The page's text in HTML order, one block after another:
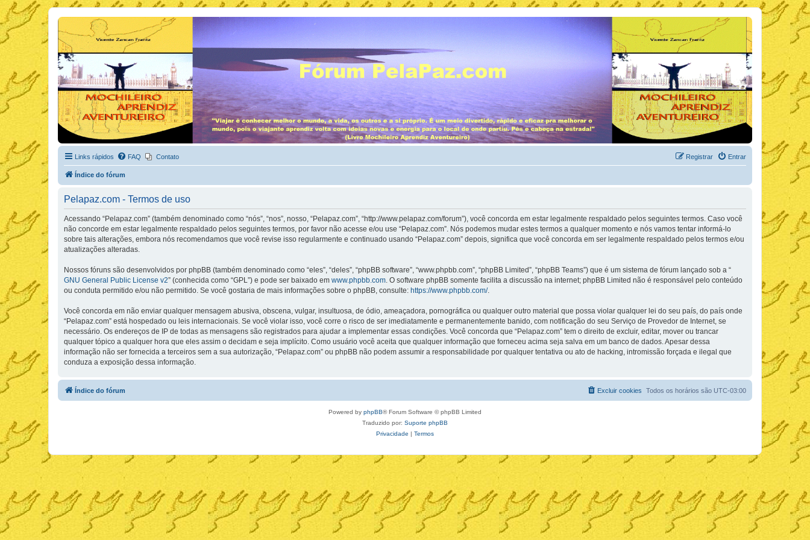
Links rápidos FAQ Contato Entrar
Registrar
Índice do fórum
Pelapaz.com - Termos de uso
Acessando “Pelapaz.com” (também denominado como “nós”, “nos”, nosso, “Pelapaz.com”, “http://www.pelapaz.com/forum”), você concorda em estar legalmente respaldado pelos seguintes termos. Caso você
não concorde em estar legalmente respaldado pelos seguintes termos, por favor não acesse e/ou use “Pelapaz.com”. Nós podemos mudar estes termos a qualquer momento e nós vamos tentar informá-lo
sobre tais alterações, embora nós recomendamos que você revise isso regularmente e continuado usando “Pelapaz.com” depois, significa que você concorda em ser legalmente respaldado pelos termos e/ou
atualizações alteradas.
Nossos fóruns são desenvolvidos por phpBB (também denominado como “eles”, “deles”, “phpBB software”, “www.phpbb.com”, “phpBB Limited”, “phpBB Teams”) que é um sistema de fórum lançado sob a “
GNU General Public License v2” (conhecida como “GPL”) e pode ser baixado em www.phpbb.com. O software phpBB somente facilita a discussão na internet; phpBB Limited não é responsável pelo conteúdo
ou conduta permitido e/ou não permitido. Se você gostaria de mais informações sobre o phpBB, consulte: https://www.phpbb.com/.
Você concorda em não enviar qualquer mensagem abusiva, obscena, vulgar, insultuosa, de ódio, ameaçadora, pornográfica ou qualquer outro material que possa violar qualquer lei do seu país, do país onde
“Pelapaz.com” está hospedado ou leis internacionais. Se você violar isso, você corre o risco de ser imediatamente e permanentemente banido, com notificação do seu Serviço de Provedor de Internet, se
necessário. Os endereços de IP de todas as mensagens são registrados para ajudar a implementar essas condições. Você concorda que “Pelapaz.com” tem o direito de excluir, editar, mover ou trancar
qualquer tópico a qualquer hora que eles assim o decidam e seja implícito. Como usuário você aceita que qualquer informação que forneceu acima seja salva em um banco de dados. Apesar dessa
informação não ser fornecida a terceiros sem a sua autorização, “Pelapaz.com” ou phpBB não podem assumir a responsabilidade por qualquer tentativa ou ato de hacking, intromissão forçada e ilegal que
conduza a exposição dessa informação.
Índice do fórum Todos os horários são UTC-03:00
Excluir cookies
Powered by phpBB® Forum Software © phpBB Limited
Traduzido por: Suporte phpBB
Privacidade | Termos